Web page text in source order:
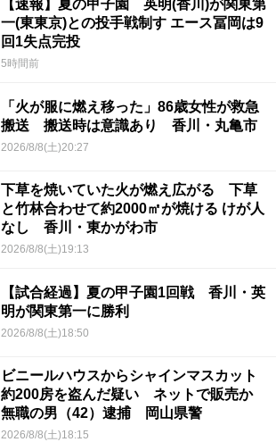
【速報】夏の甲子園 英明(香川)が関東第
一(東東京)との投手戦制す エース冨岡は9
回1失点完投
5時間前
「火が服に燃え移った」86歳女性が救急
搬送 搬送時は意識あり 香川・丸亀市
2026/8/8(土)20:27
下草を焼いていた火が燃え広がる 下草
と竹林合わせて約2000㎡が焼ける けが人
なし 香川・東かがわ市
2026/8/8(土)19:13
【試合経過】夏の甲子園1回戦 香川・英
明が関東第一に勝利
2026/8/8(土)18:50
ビニールハウスからシャインマスカット
約200房を盗んだ疑い ネットで販売か
無職の男（42）逮捕 岡山県警
2026/8/8(土)18:15